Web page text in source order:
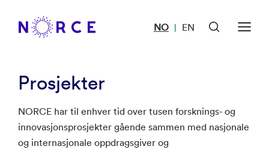
NO | EN
Prosjekter
NORCE har til enhver tid over tusen forsknings- og
innovasjonsprosjekter gående sammen med nasjonale
og internasjonale oppdragsgiver og